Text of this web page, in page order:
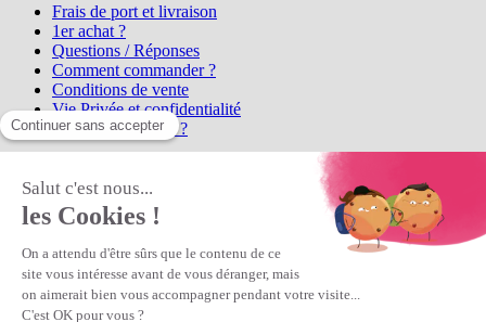
Frais de port et livraison
1er achat ?
Questions / Réponses
Comment commander ?
Conditions de vente
Vie Privée et confidentialité
Qui sommes-nous ?
la référence en perles et bijoux
perles en ligne, telles que les perles
et cristaux et strass en cristal Preciosa, les perles Miyuki perles et
apprêts en Argent 925, Gold Filled, perles de rocaille Preciosa
Matière Première est un